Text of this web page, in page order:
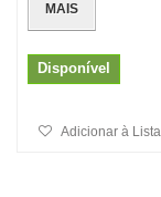
MAIS
Disponível
Adicionar à